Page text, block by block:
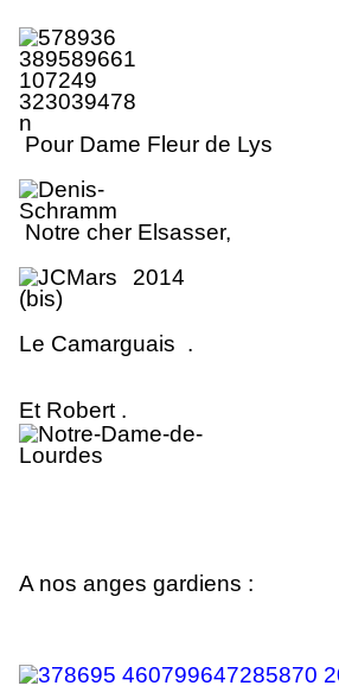
Pour Dame Fleur de Lys
Notre cher Elsasser,
Le Camarguais .
Et Robert .
A nos anges gardiens :